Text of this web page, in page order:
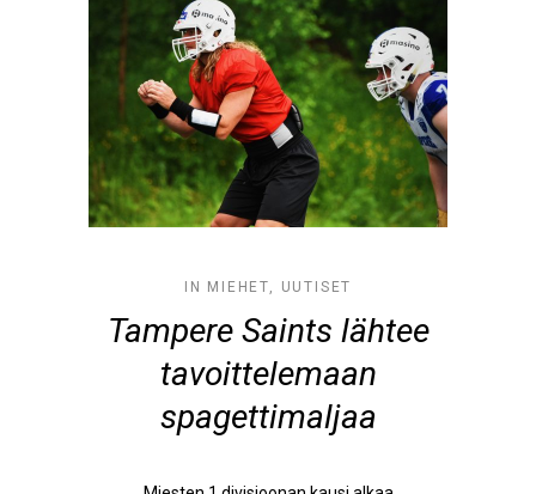
IN MIEHET, UUTISET
Tampere Saints lähtee
tavoittelemaan
spagettimaljaa